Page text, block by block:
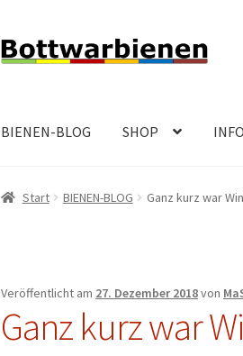
Zur
Navigation
Zum
Inhalt
BIENEN-BLOG SHOP
Start BIENEN-BLOG Ganz kurz war
Veröffentlicht am 27. Dezember 2018von
Ganz kurz war